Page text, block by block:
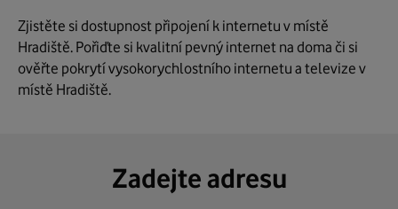
Zjistěte si dostupnost připojení k internetu v místě
Hradiště. Pořiďte si kvalitní pevný internet na doma či si
ověřte pokrytí vysokorychlostního internetu a televize v
místě Hradiště.
Zadejte adresu